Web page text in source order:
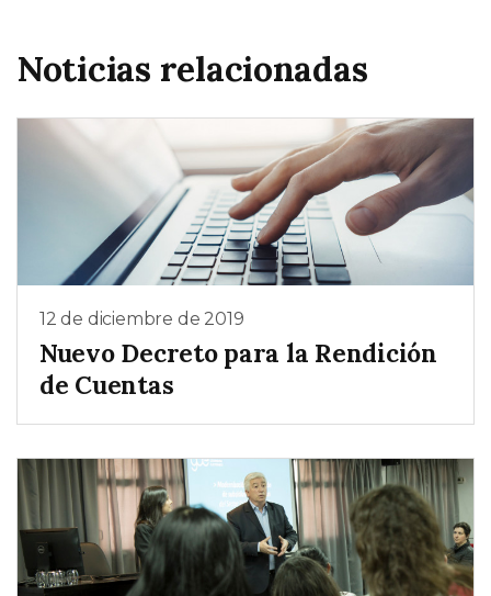
Noticias relacionadas
12 de diciembre de 2019
Nuevo Decreto para la Rendición
de Cuentas